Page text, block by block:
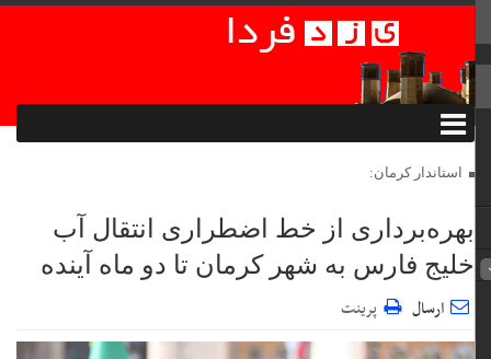
استاندار کرمان:
بهره‌برداری از خط اضطراری انتقال آب
خلیج فارس به شهر کرمان تا دو ماه آینده
ارسال پرینت